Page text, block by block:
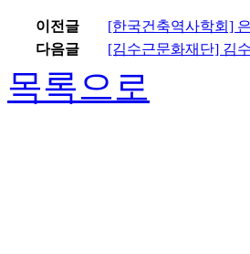
이전글
[한국건축역사학회]
다음글
[김수근문화재단] 김
목록으로